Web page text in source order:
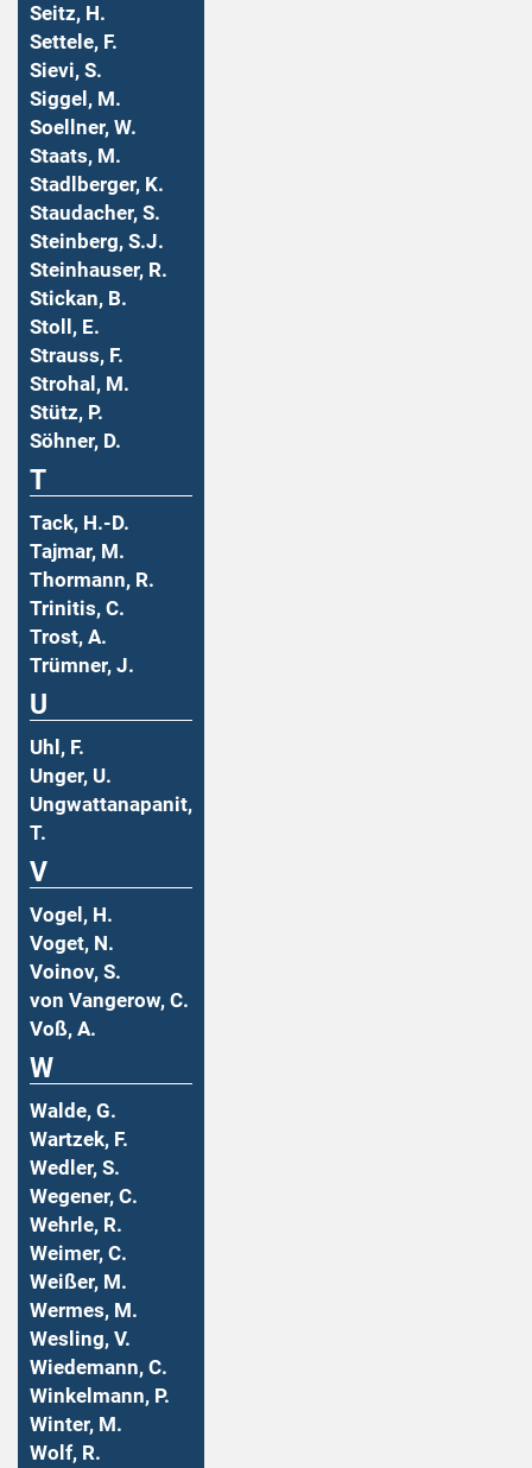
Seitz, H.
Settele, F.
Sievi, S.
Siggel, M.
Soellner, W.
Staats, M.
Stadlberger, K.
Staudacher, S.
Steinberg, S.J.
Steinhauser, R.
Stickan, B.
Stoll, E.
Strauss, F.
Strohal, M.
Stütz, P.
Söhner, D.
T
Tack, H.-D.
Tajmar, M.
Thormann, R.
Trinitis, C.
Trost, A.
Trümner, J.
U
Uhl, F.
Unger, U.
Ungwattanapanit,
T.
V
Vogel, H.
Voget, N.
Voinov, S.
von Vangerow, C.
Voß, A.
W
Walde, G.
Wartzek, F.
Wedler, S.
Wegener, C.
Wehrle, R.
Weimer, C.
Weißer, M.
Wermes, M.
Wesling, V.
Wiedemann, C.
Winkelmann, P.
Winter, M.
Wolf, R.